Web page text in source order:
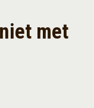
met